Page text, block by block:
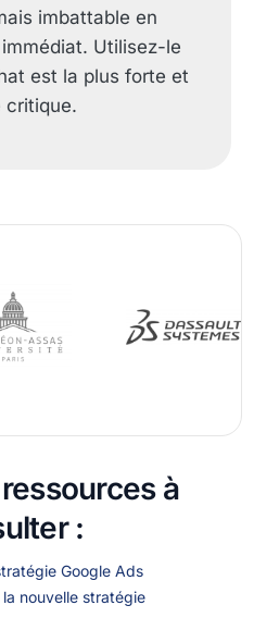
imbattable en
Utilisez-le
est la plus forte et
critique.
à
:
Google Ads
nouvelle stratégie